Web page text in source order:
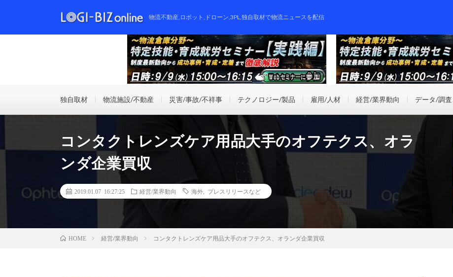
物流不動産,ロボット,ドローン,3PL,独自取材で物流ニュースを配信
独自取材 物流施設/不動産 災害/事故/不祥事 テクノロジー/製品 雇用/人材 経営/業界動向 データ/調査
コンタクトレンズケア用品大手のオフテクス、オラ
ンダ企業買収
2019.01.07 16:27:25 経営/業界動向 海外 プレスリリースなど
HOME 経営/業界動向 コンタクトレンズケア用品大手のオフテクス、オランダ企業買収